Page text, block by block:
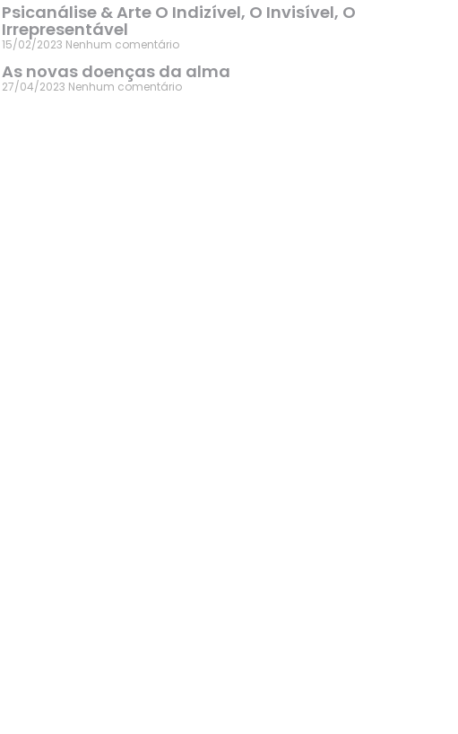
Psicanálise & Arte O Indizível, O Invisível, O
Irrepresentável
15/02/2023 Nenhum comentário
As novas doenças da alma
27/04/2023 Nenhum comentário